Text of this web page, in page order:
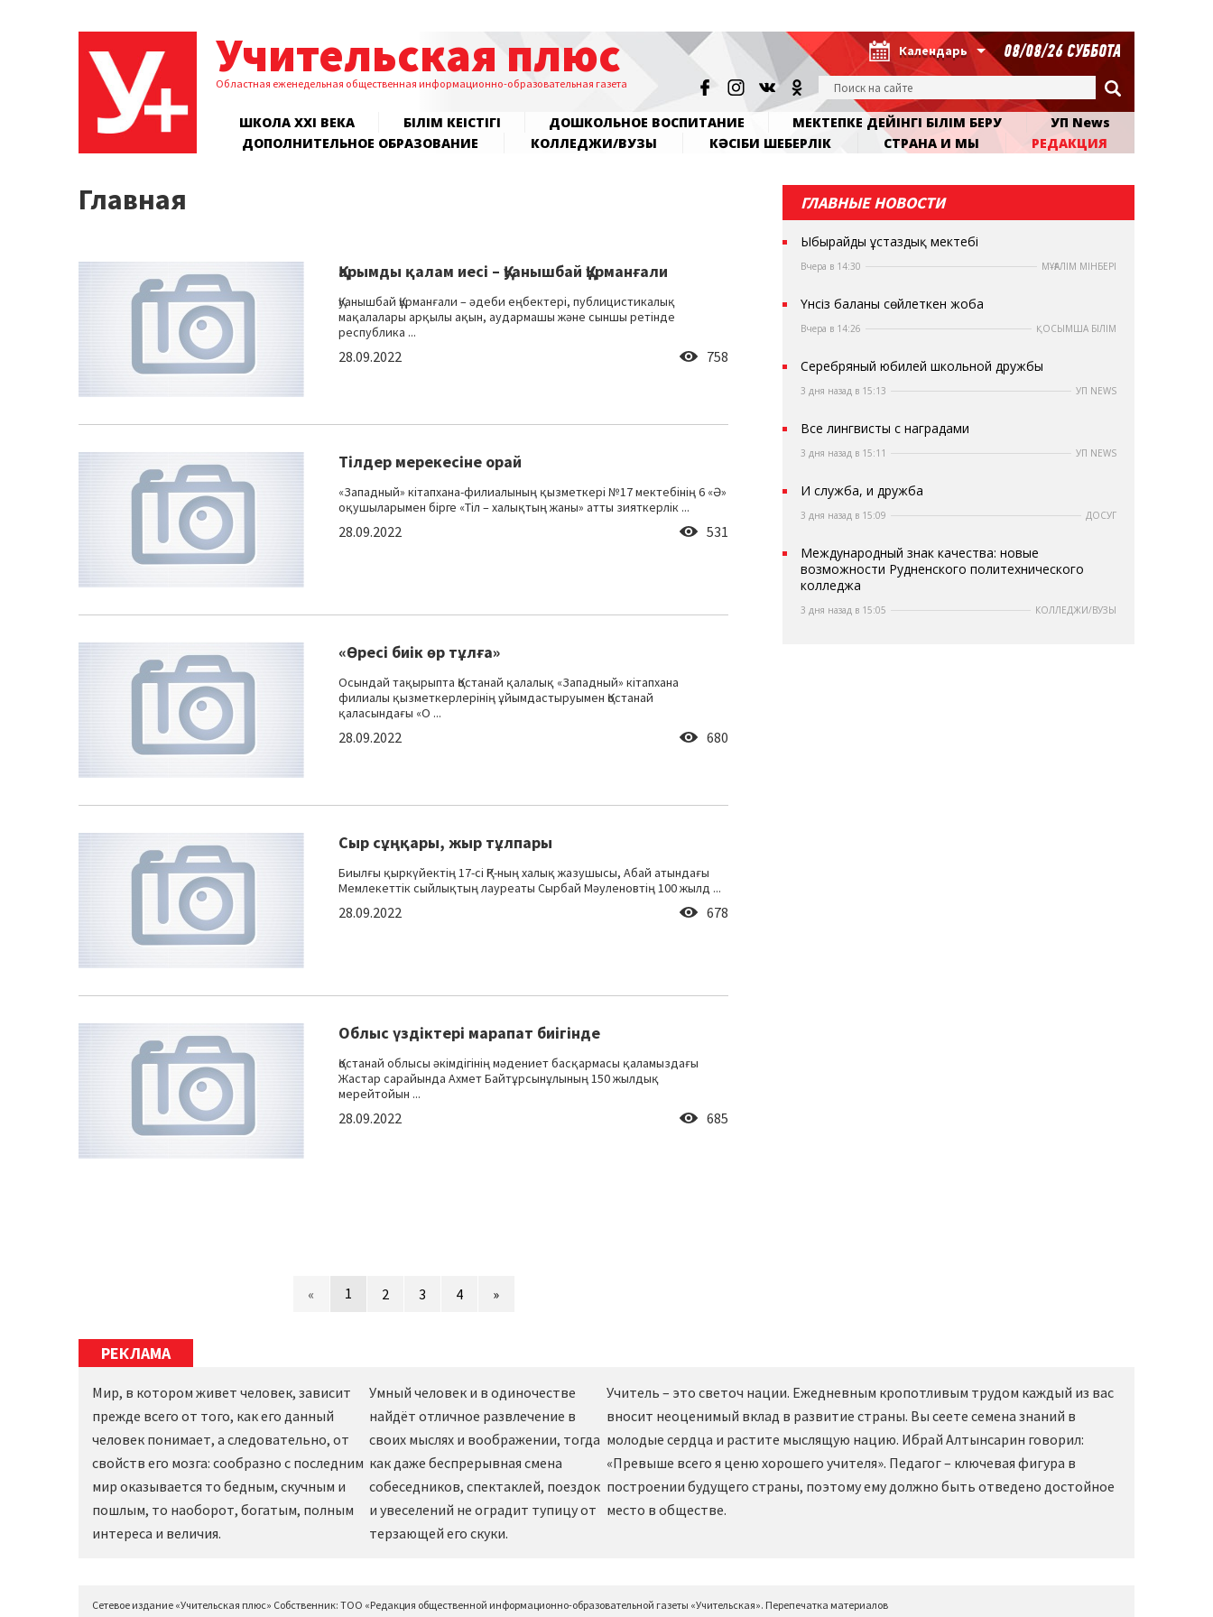
Учительская плюс
Областная еженедельная общественная информационно-образовательная газета
Календарь 08/08/26 СУББОТА
ШКОЛА XXI ВЕКА БІЛІМ КЕҢІСТІГІ ДОШКОЛЬНОЕ ВОСПИТАНИЕ МЕКТЕПКЕ ДЕЙІНГІ БІЛІМ БЕРУ
УП News
ДОПОЛНИТЕЛЬНОЕ ОБРАЗОВАНИЕ
КОЛЛЕДЖИ/ВУЗЫ КӘСІБИ ШЕБЕРЛІК СТРАНА И МЫ РЕДАКЦИЯ
Главная
Қарымды қалам иесі – Қуанышбай Құрманғали
Қуанышбай Құрманғали – әдеби еңбектері, публицистикалық
мақалалары арқылы ақын, аудармашы және сыншы ретінде
республика ...
28.09.2022 758
Тілдер мерекесіне орай
«Западный» кітапхана-филиалының қызметкері №17 мектебінің 6 «Ә»
оқушыларымен бірге «Тіл – халықтың жаны» атты зияткерлік ...
28.09.2022 531
«Өресі биік өр тұлға»
Осындай тақырыпта Қостанай қалалық «Западный» кітапхана
филиалы қызметкерлерінің ұйымдастыруымен Қостанай
қаласындағы «О ...
28.09.2022 680
Сыр сұңқары, жыр тұлпары
Биылғы қыркүйектің 17-сі ҚР-ның халық жазушысы, Абай атындағы
Мемлекеттік сыйлықтың лауреаты Сырбай Мәуленовтің 100 жылд ...
28.09.2022 678
Облыс үздіктері марапат биігінде
Қостанай облысы әкімдігінің мәдениет басқармасы қаламыздағы
Жастар сарайында Ахмет Байтұрсынұлының 150 жылдық
мерейтойын ...
28.09.2022 685
« 1 2 3 4 »
ГЛАВНЫЕ НОВОСТИ
Ыбырайдың ұстаздық мектебі
Вчера в 14:30 МҰҒАЛІМ МІНБЕРІ
Үнсіз баланы сөйлеткен жоба
Вчера в 14:26 ҚОСЫМША БІЛІМ
Серебряный юбилей школьной дружбы
3 дня назад в 15:13 УП NEWS
Все лингвисты с наградами
3 дня назад в 15:11 УП NEWS
И служба, и дружба
3 дня назад в 15:09 ДОСУГ
Международный знак качества: новые
возможности Рудненского политехнического
колледжа
3 дня назад в 15:05 КОЛЛЕДЖИ/ВУЗЫ
РЕКЛАМА
Мир, в котором живет человек, зависит
прежде всего от того, как его данный
человек понимает, а следовательно, от
свойств его мозга: сообразно с последним
мир оказывается то бедным, скучным и
пошлым, то наоборот, богатым, полным
интереса и величия.
Умный человек и в одиночестве
найдёт отличное развлечение в
своих мыслях и воображении, тогда
как даже беспрерывная смена
собеседников, спектаклей, поездок
и увеселений не оградит тупицу от
терзающей его скуки.
Учитель – это светоч нации. Ежедневным кропотливым трудом каждый из вас
вносит неоценимый вклад в развитие страны. Вы сеете семена знаний в
молодые сердца и растите мыслящую нацию. Ибрай Алтынсарин говорил:
«Превыше всего я ценю хорошего учителя». Педагог – ключевая фигура в
построении будущего страны, поэтому ему должно быть отведено достойное
место в обществе.
Сетевое издание «Учительская плюс» Собственник: ТОО «Редакция общественной информационно-образовательной газеты «Учительская». Перепечатка материалов